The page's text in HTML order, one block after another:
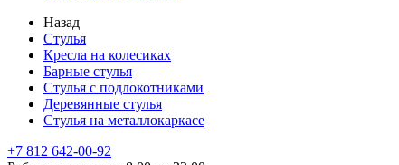
Назад
Стулья
Кресла на колесиках
Барные стулья
Стулья с подлокотниками
Деревянные стулья
Стулья на металлокаркасе
+7 812 642-00-92